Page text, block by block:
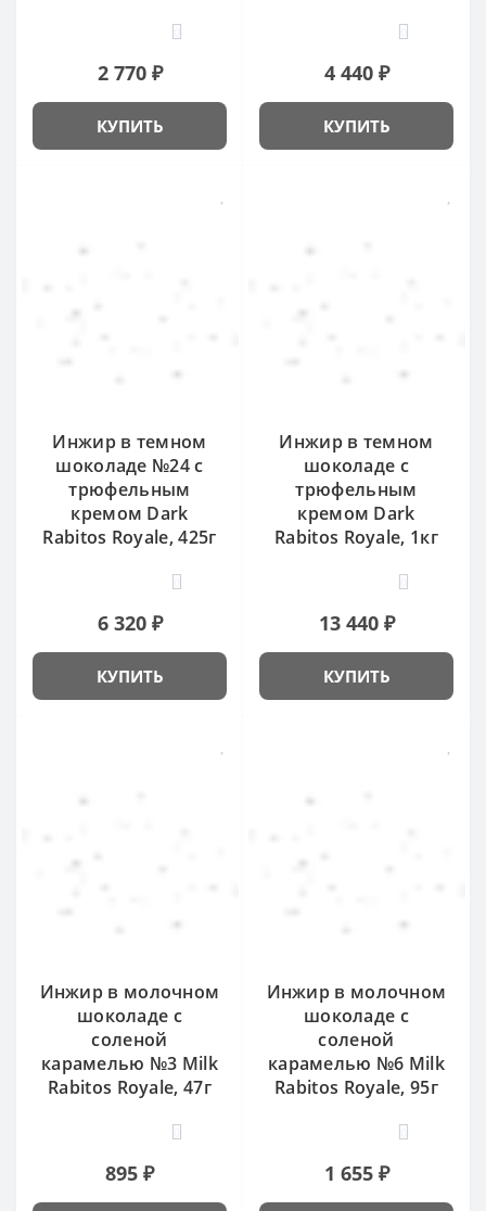
2 770 ₽
КУПИТЬ
4 440 ₽
КУПИТЬ
Инжир в темном
шоколаде №24 с
трюфельным
кремом Dark
Rabitos Royale, 425г
6 320 ₽
КУПИТЬ
Инжир в темном
шоколаде с
трюфельным
кремом Dark
Rabitos Royale, 1кг
13 440 ₽
КУПИТЬ
Инжир в молочном
шоколаде с
соленой
карамелью №3 Milk
Rabitos Royale, 47г
895 ₽
Инжир в молочном
шоколаде с
соленой
карамелью №6 Milk
Rabitos Royale, 95г
1 655 ₽